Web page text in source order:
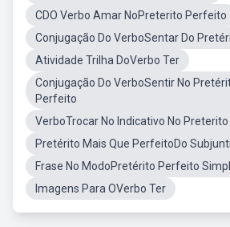
CDO Verbo Amar NoPreterito Perfeito
Conjugação Do VerboSentar Do
Atividade Trilha DoVerbo Ter
Conjugação Do VerboSentir No
Perfeito
VerboTrocar No Indicativo No
Pretérito Mais Que PerfeitoDo
Frase No ModoPretérito Perfeito
Imagens Para OVerbo Ter